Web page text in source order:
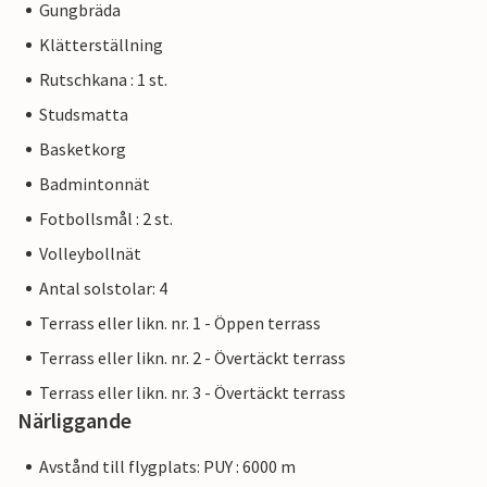
Gungbräda
Klätterställning
Rutschkana : 1 st.
Studsmatta
Basketkorg
Badmintonnät
Fotbollsmål : 2 st.
Volleybollnät
Antal solstolar: 4
Terrass eller likn. nr. 1 - Öppen terrass
Terrass eller likn. nr. 2 - Övertäckt terrass
Terrass eller likn. nr. 3 - Övertäckt terrass
Närliggande
Avstånd till flygplats: PUY : 6000 m